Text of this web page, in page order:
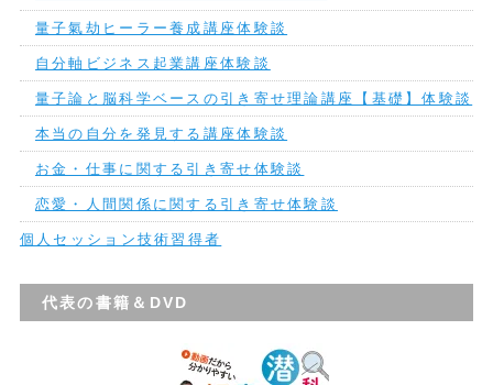
量子氣劫ヒーラー養成講座体験談
自分軸ビジネス起業講座体験談
量子論と脳科学ベースの引き寄せ理論講座【基礎】体験談
本当の自分を発見する講座体験談
お金・仕事に関する引き寄せ体験談
恋愛・人間関係に関する引き寄せ体験談
個人セッション技術習得者
代表の書籍＆DVD